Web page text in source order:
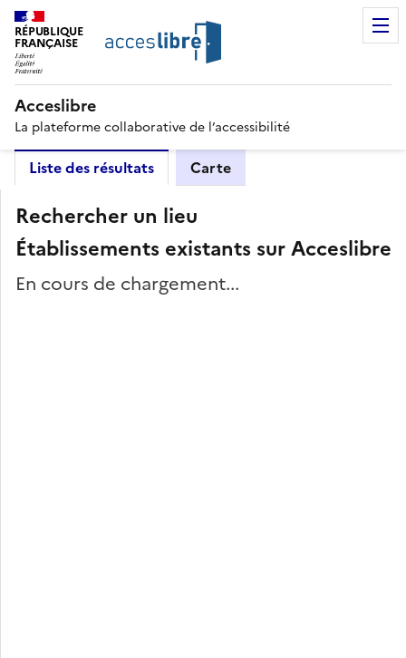
RÉPUBLIQUE
FRANÇAISE
Acceslibre
La plateforme collaborative de l’accessibilité
Liste des résultats Carte
Rechercher un lieu
Établissements existants sur Acceslibre
En cours de chargement...